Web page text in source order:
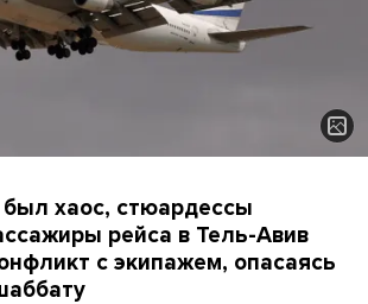
хаос, стюардессы
рейса в Тель-Авив
с экипажем, опасаясь